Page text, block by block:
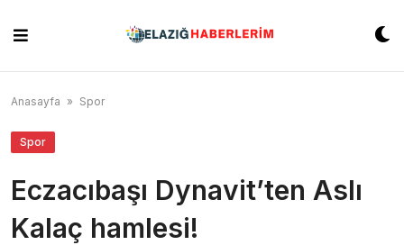
content
Anasayfa » Spor
Spor
Eczacıbaşı Dynavit’ten Aslı
Kalaç hamlesi!